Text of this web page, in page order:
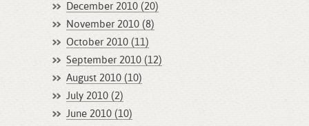
December 2010 (20)
November 2010 (8)
October 2010 (11)
September 2010 (12)
August 2010 (10)
July 2010 (2)
June 2010 (10)